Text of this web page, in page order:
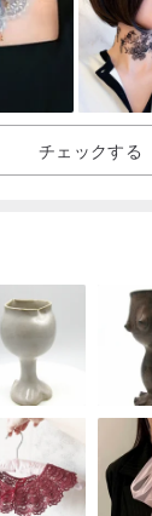
チェックする